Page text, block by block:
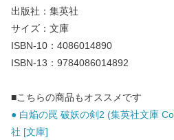
出版社：集英社
サイズ：文庫
ISBN-10：4086014890
ISBN-13：9784086014892
■こちらの商品もオススメです
● 白焔の罠 破妖の剣2 (集英社文庫
社 [文庫]